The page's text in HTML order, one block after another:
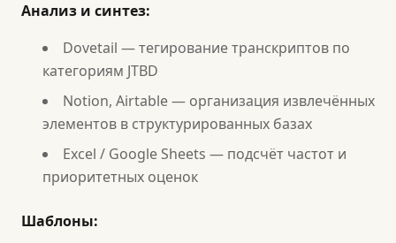
Анализ и синтез:
Dovetail — тегирование транскриптов по
категориям JTBD
Notion, Airtable — организация извлечённых
элементов в структурированных базах
Excel / Google Sheets — подсчёт частот и
приоритетных оценок
Шаблоны: